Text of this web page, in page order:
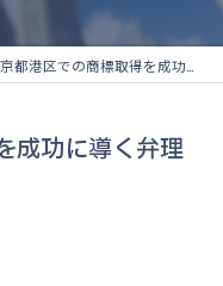
港区での商標取得を成功に導く弁理士選びのポイント
成功に導く弁理